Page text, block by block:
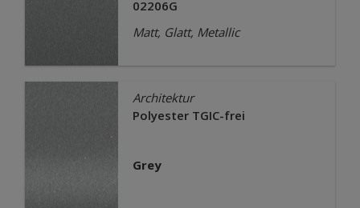
02206G
Matt, Glatt, Metallic
Architektur
Polyester TGIC-frei
Grey